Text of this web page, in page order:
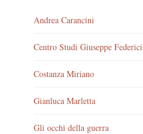
Andrea Carancini
Centro Studi Giuseppe Federici
Costanza Miriano
Gianluca Marletta
Gli occhi della guerra